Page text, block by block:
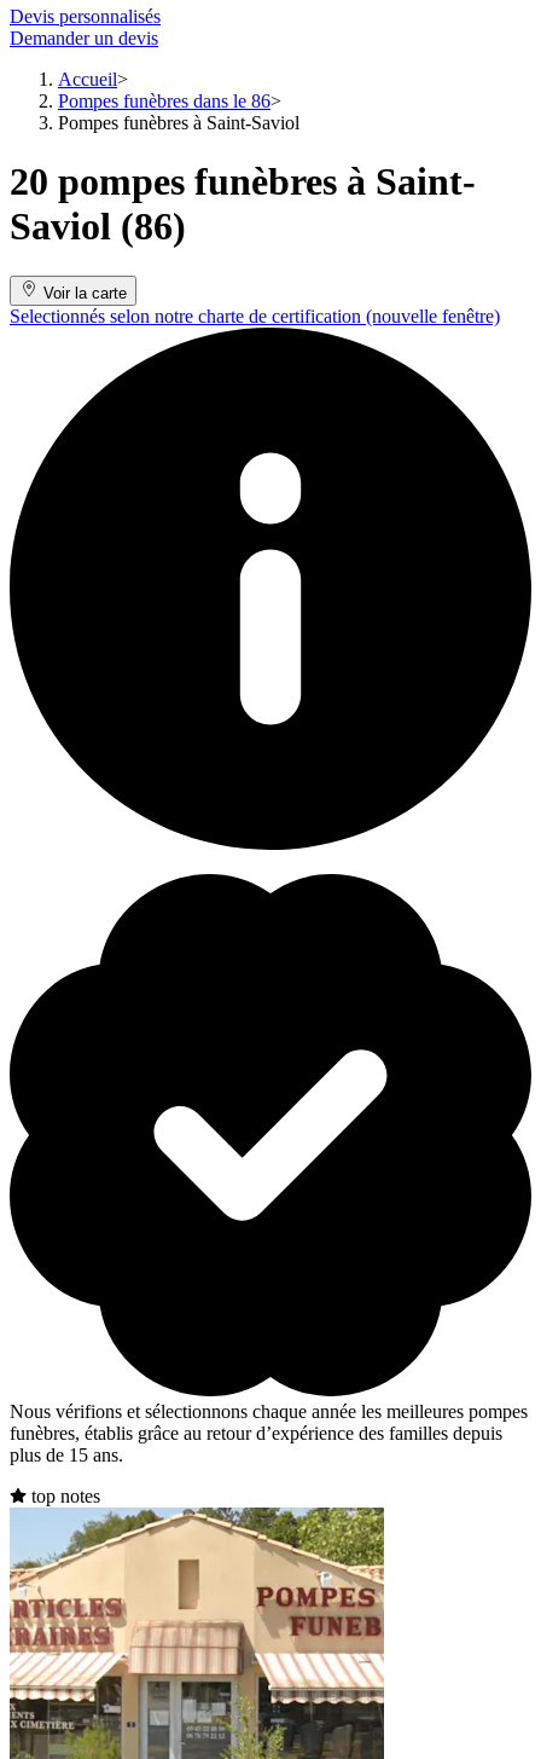
Devis personnalisés
Demander un devis
Accueil
Pompes funèbres dans le 86
Pompes funèbres à Saint-Saviol
20 pompes funèbres à Saint-
Saviol (86)
Voir la carte
Selectionnés selon notre charte de certification (nouvelle fenêtre)
Nous vérifions et sélectionnons chaque année les meilleures pompes
funèbres, établis grâce au retour d’expérience des familles depuis
plus de 15 ans.
top notes